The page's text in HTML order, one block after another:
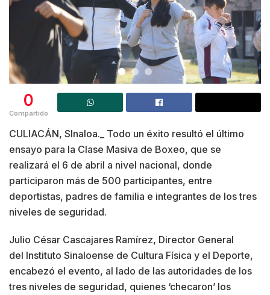
0
Compartido
CULIACÁN, SInaloa._ Todo un éxito resultó el último
ensayo para la Clase Masiva de Boxeo, que se
realizará el 6 de abril a nivel nacional, donde
participaron más de 500 participantes, entre
deportistas, padres de familia e integrantes de los tres
niveles de seguridad.
Julio César Cascajares Ramírez, Director General
del Instituto Sinaloense de Cultura Física y el Deporte,
encabezó el evento, al lado de las autoridades de los
tres niveles de seguridad, quienes ‘checaron’ los